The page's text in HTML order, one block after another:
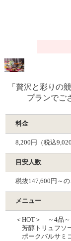
「贅沢と彩りの
プランでご
料金
8,200円（税込
目安人数
税抜147,600円～
メニュー
＜HOT＞ ～4品～
芳醇トリュフソ
ポークバルサミ